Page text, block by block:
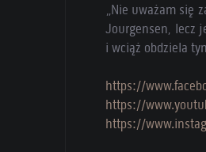
„Nie uważam się
Jourgensen, lecz
i wciąż obdziela
https://
https://
https://